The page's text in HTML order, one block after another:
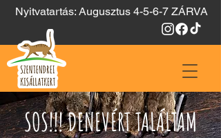
Nyitvatartás: Augusztus 4-5-6-7 ZÁRVA
SOS!!! DENEVÉRT TALÁLTAM